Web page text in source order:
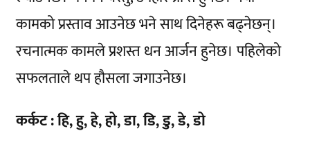
कामको प्रस्ताव आउनेछ भने साथ दिनेहरू बढ्नेछन्।
रचनात्मक कामले प्रशस्त धन आर्जन हुनेछ। पहिलेको
सफलताले थप हौसला जगाउनेछ।
कर्कट : हि, हु, हे, हो, डा, डि, डु, डे, डो